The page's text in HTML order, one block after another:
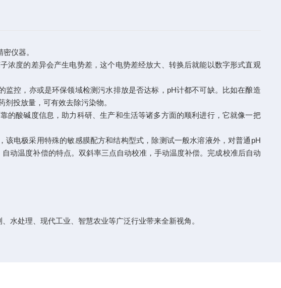
仪器。
度的差异会产生电势差，这个电势差经放大、转换后就能以数字形式直观
控，亦或是环保领域检测污水排放是否达标，pH计都不可缺。比如在酿造
投放量，可有效去除污染物。
酸碱度信息，助力科研、生产和生活等诸多方面的顺利进行，它就像一把
电极采用特殊的敏感膜配方和结构型式，除测试一般水溶液外，对普通pH
动温度补偿的特点。双斜率三点自动校准，手动温度补偿。完成校准后自动
处理、现代工业、智慧农业等广泛行业带来全新视角。